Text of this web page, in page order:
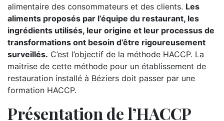
alimentaire des consommateurs et des clients. Les
aliments proposés par l’équipe du restaurant, les
ingrédients utilisés, leur origine et leur processus de
transformations ont besoin d’être rigoureusement
surveillés. C’est l’objectif de la méthode HACCP. La
maitrise de cette méthode pour un établissement de
restauration installé à Béziers doit passer par une
formation HACCP.
Présentation de l’HACCP